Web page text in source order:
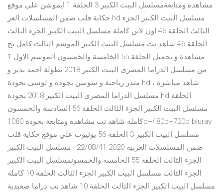
مشاهدة ومتابعةمسلسل البيت الكبير 3 الحلقة 1 ايموشن علي موقع
حكاية قلب ضمن المسلسلات العر hd مسلسل البيت الكبير الجزء
الثالث الحلقة 46 اون لاين كاملة مسلسل البيت الكبير الجزء الثالث
الحلقة 46 شاهد نت مسلسل البيت الكبير الموسم الثالث كامل بج
مشاهدة و تحميل الحلقة 55 الخامسة والخمسون الموسم الاول 1
من مسلسل الدراما المصرى البيت الكبير 2018 بطولة احمد بدير و
منذر رياحنة و سوسن بجودة و لوسى بجودة hd ، شاهد مباشرة
مسلسل الدراما المصرى البيت الكبير 2018 بجودة hd الحلقة
مسلسل البيت الكبير الجزء الثالث الحلقة 56 السادسة والخمسون
كاملة شاهد نت مشاهدة ومتابعة بجودة 1080p+480p+720p bluray
مسلسل البيت الكبير 3 الحلقة 56 يوتيوب علي موقع حكاية قلب
ضمن المسلسلات العربية 2020 22/08/41 · مسلسل البيت الكبير
الجزء الثالث الحلقة 55 الخامسة والخمسونمسلسل البيت الكبير
الجزء الثالث مسلسل البيت الكبير الجزء الثالث الحلقة 10 كاملة
مسلسل البيت الكبير الجزء الثالث الحلقة 10 شاهد نت دراما صعيدية